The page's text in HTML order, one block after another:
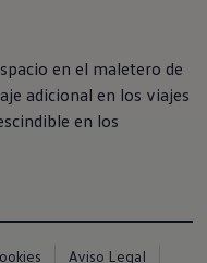
eléctrica
ID.
Coche Eléctrico en
en el maletero de
adicional en los viajes
en los
Aviso Legal